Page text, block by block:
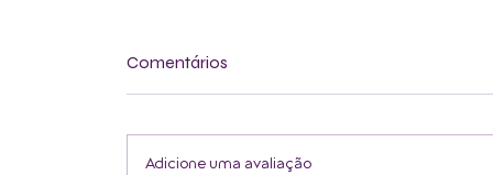
Comentários
Adicione uma avaliação